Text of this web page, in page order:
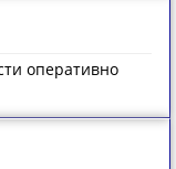
оперативно